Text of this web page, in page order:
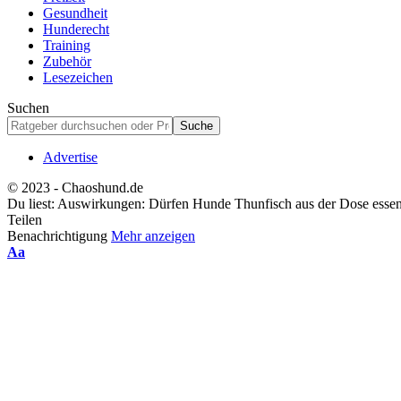
Gesundheit
Hunderecht
Training
Zubehör
Lesezeichen
Suchen
Advertise
© 2023 - Chaoshund.de
Du liest: Auswirkungen: Dürfen Hunde Thunfisch aus der Dose
Teilen
Benachrichtigung Mehr anzeigen
Schriftgrößenanpassung
Aa